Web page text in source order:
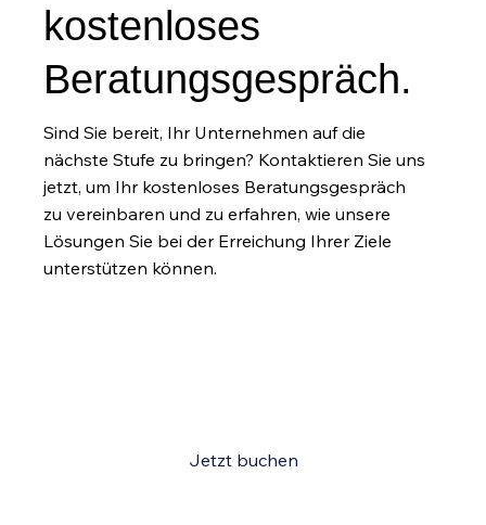
Get to
core values and what this site has to offer.
Jetzt buchen
kostenloses
Beratungsgespräch.
Sind Sie bereit, Ihr Unternehmen auf die
nächste Stufe zu bringen? Kontaktieren Sie uns
jetzt, um Ihr kostenloses Beratungsgespräch
zu vereinbaren und zu erfahren, wie unsere
Lösungen Sie bei der Erreichung Ihrer Ziele
unterstützen können.